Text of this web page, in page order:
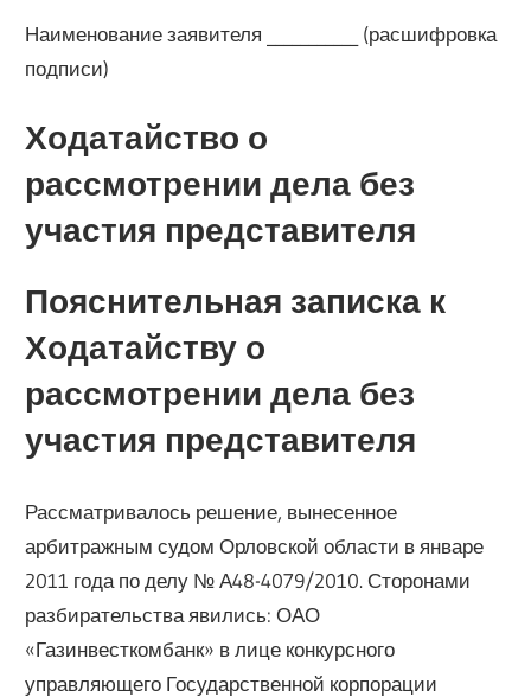
Наименование заявителя ___________ (расшифровка
подписи)
Ходатайство о
рассмотрении дела без
участия представителя
Пояснительная записка к
Ходатайству о
рассмотрении дела без
участия представителя
Рассматривалось решение, вынесенное
арбитражным судом Орловской области в январе
2011 года по делу № А48-4079/2010. Сторонами
разбирательства явились: ОАО
«Газинвесткомбанк» в лице конкурсного
управляющего Государственной корпорации